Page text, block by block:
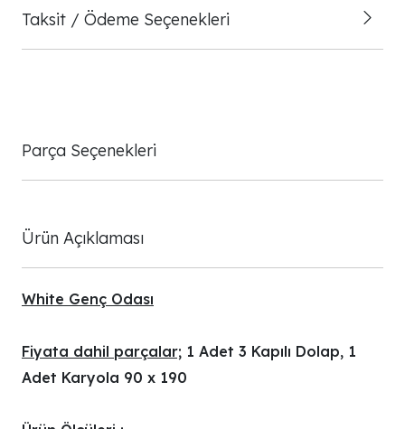
Taksit / Ödeme Seçenekleri
Parça Seçenekleri
Ürün Açıklaması
White Genç Odası
Fiyata dahil parçalar; 1 Adet 3 Kapılı Dolap, 1
Adet Karyola 90 x 190